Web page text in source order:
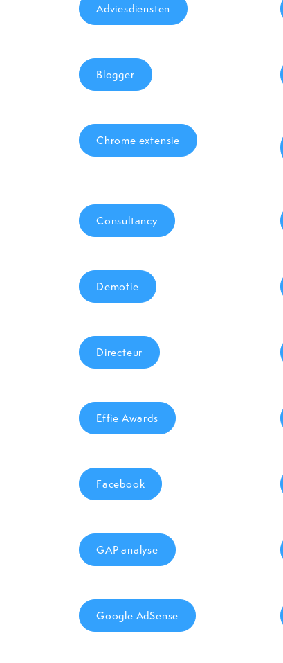
Adviesdiensten
Blogger
Chrome extensie
Consultancy
Demotie
Directeur
Effie Awards
Facebook
GAP analyse
Google AdSense